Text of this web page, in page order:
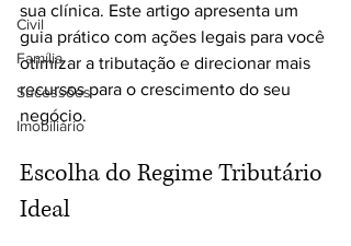
Civil
Família
Sucessões
Imobiliário
sua clínica. Este artigo apresenta um
guia prático com ações legais para você
otimizar a tributação e direcionar mais
recursos para o crescimento do seu
negócio.
Escolha do Regime Tributário
Ideal